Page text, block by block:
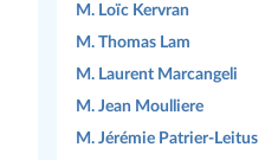
M. Loïc Kervran
M. Thomas Lam
M. Laurent Marcangeli
M. Jean Moulliere
M. Jérémie Patrier-Leitus